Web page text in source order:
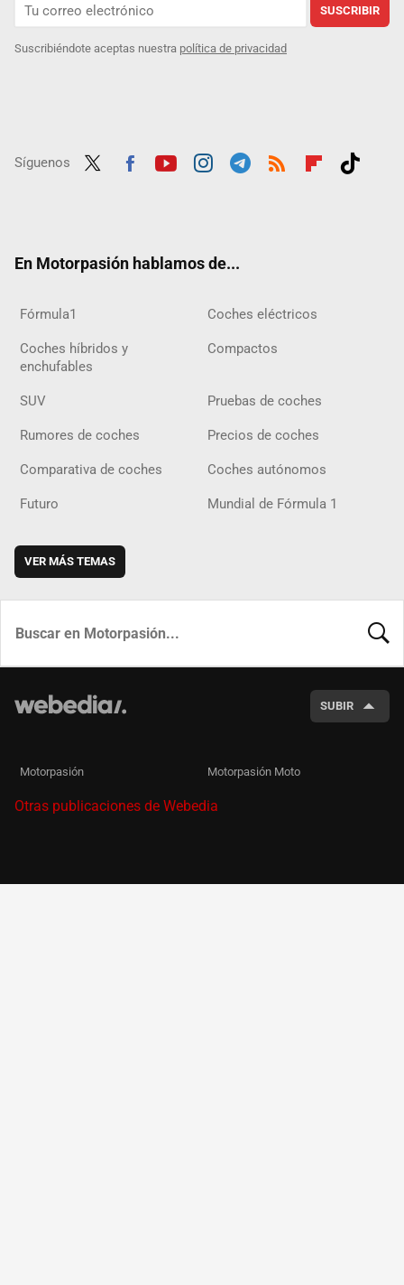
SUSCRIBIR
Suscribiéndote aceptas nuestra política de privacidad
Síguenos
En Motorpasión hablamos de...
Fórmula1 Coches eléctricos
Coches híbridos y
enchufables
Compactos
SUV Pruebas de coches
Rumores de coches Precios de coches
Comparativa de coches Coches autónomos
Futuro Mundial de Fórmula 1
VER MÁS TEMAS
SUBIR
Motorpasión Motorpasión Moto
Otras publicaciones de Webedia